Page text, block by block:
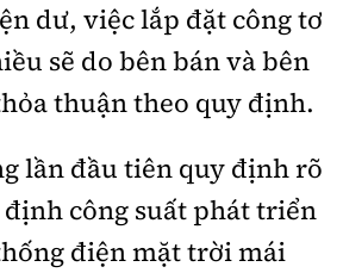
dư, việc lắp đặt công tơ
sẽ do bên bán và bên
thuận theo quy định.
lần đầu tiên quy định rõ
công suất phát triển
điện mặt trời mái